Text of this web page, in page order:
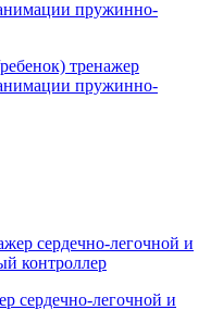
тренажер
пружинно-
сердечно-легочной и